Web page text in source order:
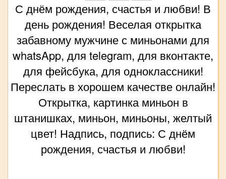
С днём рождения, счастья и любви! В
день рождения! Веселая открытка
забавному мужчине с миньонами для
whatsApp, для telegram, для вконтакте,
для фейсбука, для одноклассники!
Переслать в хорошем качестве онлайн!
Открытка, картинка миньон в
штанишках, миньон, миньоны, желтый
цвет! Надпись, подпись: С днём
рождения, счастья и любви!